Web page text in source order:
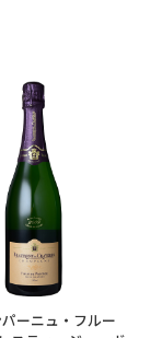
ーニュ・フルー